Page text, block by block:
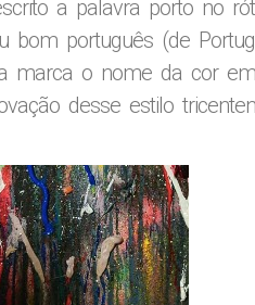
a palavra porto no
bom português (de
marca o nome da cor
desse estilo